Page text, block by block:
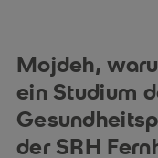
Mojdeh,
ein Studium
der SRH